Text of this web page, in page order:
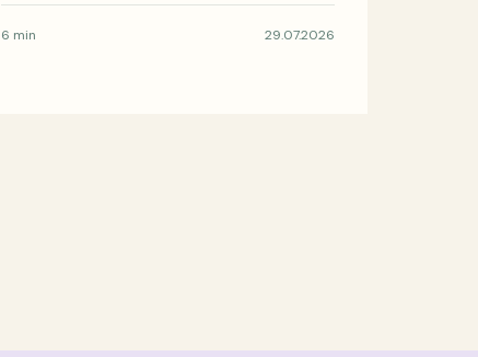
6 min 29.07.2026